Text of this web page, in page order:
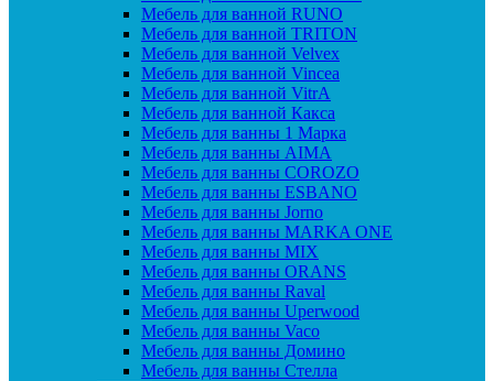
Мебель для ванной RUNO
Мебель для ванной TRITON
Мебель для ванной Velvex
Мебель для ванной Vincea
Мебель для ванной VitrA
Мебель для ванной Какса
Мебель для ванны 1 Марка
Мебель для ванны AIMA
Мебель для ванны COROZO
Мебель для ванны ESBANO
Мебель для ванны Jorno
Мебель для ванны MARKA ONE
Мебель для ванны MIX
Мебель для ванны ORANS
Мебель для ванны Raval
Мебель для ванны Uperwood
Мебель для ванны Vaco
Мебель для ванны Домино
Мебель для ванны Стелла